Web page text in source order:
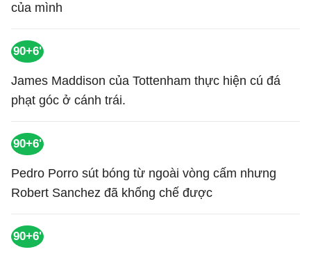
của mình
90+6'
James Maddison của Tottenham thực hiện cú đá
phạt góc ở cánh trái.
90+6'
Pedro Porro sút bóng từ ngoài vòng cấm nhưng
Robert Sanchez đã khống chế được
90+6'